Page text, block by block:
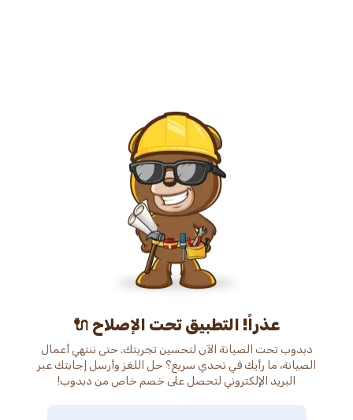
عذراً! التطبيق تحت الإصلاح 🔌
دبدوب تحت الصيانة الآن لتحسين تجربتك. حتى ننتهي أعمال
الصيانة، ما رأيك في تحدي سريع؟ حل اللغز وأرسل إجابتك عبر
البريد الإلكتروني لتحصل على خصم خاص من دبدوب!